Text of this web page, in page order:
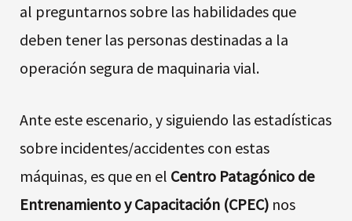
al preguntarnos sobre las habilidades que
deben tener las personas destinadas a la
operación segura de maquinaria vial.
Ante este escenario, y siguiendo las estadísticas
sobre incidentes/accidentes con estas
máquinas, es que en el Centro Patagónico de
Entrenamiento y Capacitación (CPEC) nos